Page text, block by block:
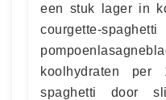
een stuk lager in
koolhydraten
spaghetti door